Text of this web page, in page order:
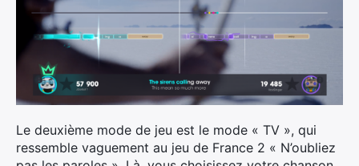
Le deuxième mode de jeu est le mode « TV », qui
ressemble vaguement au jeu de France 2 « N’oubliez